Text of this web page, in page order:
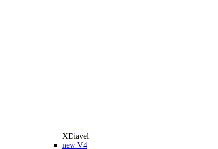
XDiavel
new V4